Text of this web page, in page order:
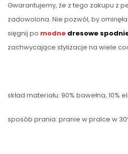
Gwarantujemy, że z tego zakupu z
zadowolona. Nie pozwól, by
sięgnij po modne dresowe
zachwycające stylizacje na wiele
skład materiału: 90% bawełna, 10%
sposób prania: pranie w pralce w